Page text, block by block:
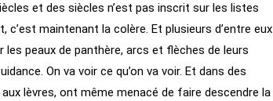
et des siècles n’est pas inscrit sur les listes
maintenant la colère. Et plusieurs d’entre eux
peaux de panthère, arcs et flèches de leurs
On va voir ce qu’on va voir. Et dans des
lèvres, ont même menacé de faire descendre la